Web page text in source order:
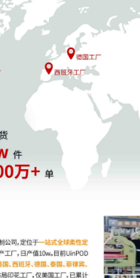
，法院会安排初步禁令
并根据原被告提交的证据、
的延续，PI的冻结效力可持
影响更为重大。如未能在听
和资金没收的法律风险。
应对TRO
PI”模式凭借集中高效并案、
此，中国企业亟须重视诉讼
保障出海业务的顺畅运行。
，拟定应对策略